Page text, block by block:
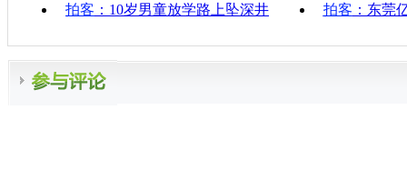
拍客 ：10岁男童放学路上坠深井 拍客 ：东莞